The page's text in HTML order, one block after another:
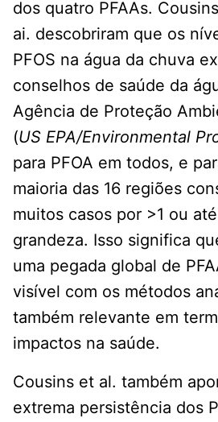
dos quatro PFAAs.
ai. descobriram que os
PFOS na água da chuva
conselhos de saúde da
Agência de Proteção
(US EPA/Environmental
para PFOA em todos, e
maioria das 16 regiões
muitos casos por >1 ou
grandeza. Isso significa
uma pegada global de
visível com os métodos
também relevante em
impactos na saúde.
Cousins ​​et al. também
extrema persistência dos